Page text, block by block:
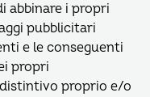
abbinare i propri
pubblicitari
e le conseguenti
propri
proprio e/o